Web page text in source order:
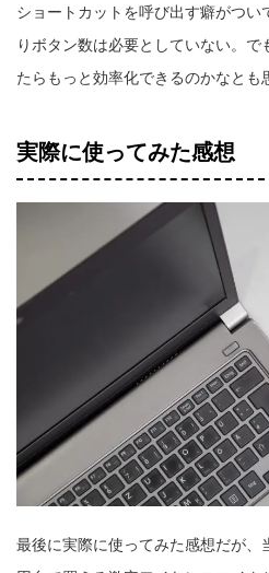
ショートカットを呼び出す癖がつい
りボタン数は必要としていない。
たらもっと効率化できるのかなとも
実際に使ってみた感想
最後に実際に使ってみた感想だが